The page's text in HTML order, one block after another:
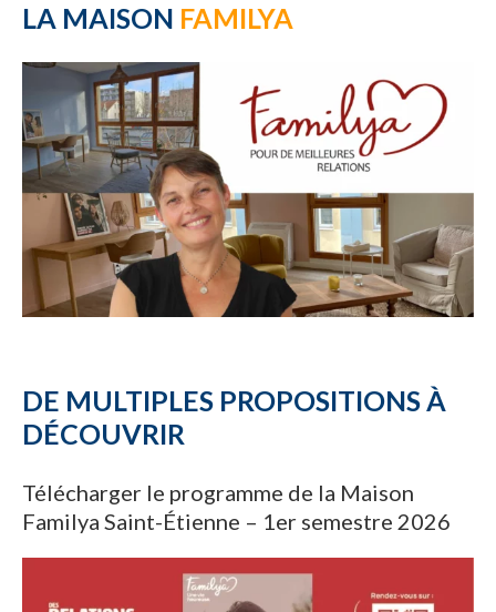
LA MAISON FAMILYA
DE MULTIPLES PROPOSITIONS À
DÉCOUVRIR
Télécharger le programme de la Maison
Familya Saint-Étienne – 1er semestre 2026